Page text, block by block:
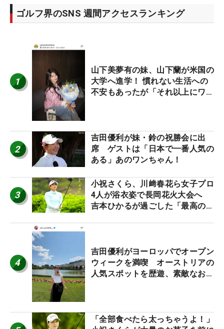
ゴルフ界のSNS 週間アクセスランキング
1
山下美夢有の妹、山下蘭が米国の
大学へ進学！ 慣れない生活への
不安もあったが「それ以上にワク
2
吉田優利が妹・鈴の祝勝会に出
席 ゲストは「日本で一番人気の
ある」あのワンちゃん！
3
小祝さくら、川﨑春花ら女子プロ
4人が浴衣姿で長岡花火大会へ
吉本ひかるが過ごした「最高の夏
4
吉田優利がヨーロッパでオープン
ウィークを満喫 オーストリアの
人気スポットを歴遊、素敵なお土
「全部食べたら太っちゃうよ！」